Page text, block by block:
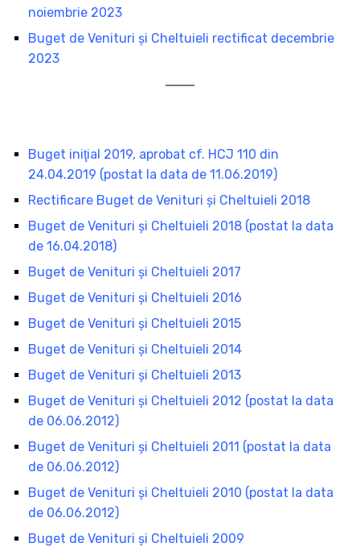
noiembrie 2023
Buget de Venituri şi Cheltuieli rectificat decembrie
2023
Buget iniţial 2019, aprobat cf. HCJ 110 din
24.04.2019 (postat la data de 11.06.2019)
Rectificare Buget de Venituri şi Cheltuieli 2018
Buget de Venituri şi Cheltuieli 2018 (postat la data
de 16.04.2018)
Buget de Venituri şi Cheltuieli 2017
Buget de Venituri şi Cheltuieli 2016
Buget de Venituri şi Cheltuieli 2015
Buget de Venituri şi Cheltuieli 2014
Buget de Venituri şi Cheltuieli 2013
Buget de Venituri şi Cheltuieli 2012 (postat la data
de 06.06.2012)
Buget de Venituri şi Cheltuieli 2011 (postat la data
de 06.06.2012)
Buget de Venituri şi Cheltuieli 2010 (postat la data
de 06.06.2012)
Buget de Venituri şi Cheltuieli 2009